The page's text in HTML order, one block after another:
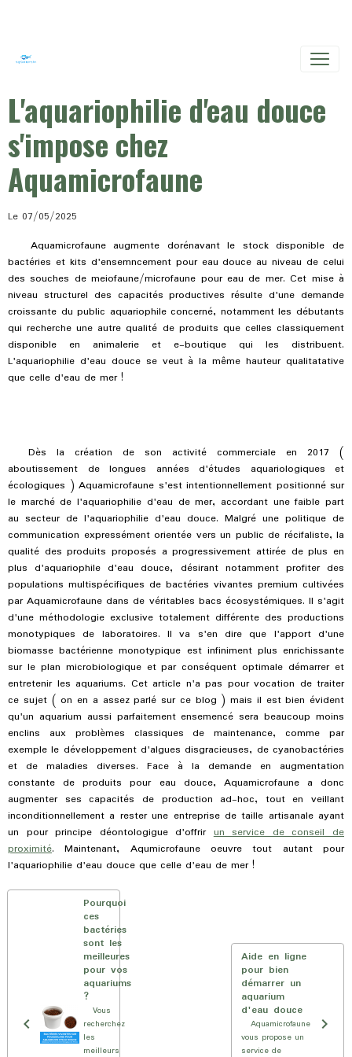
L'aquariophilie d'eau douce
s'impose chez
Aquamicrofaune
Le 07/05/2025
Aquamicrofaune augmente dorénavant le stock disponible de
bactéries et kits d'ensemncement pour eau douce au niveau de celui
des souches de meiofaune/microfaune pour eau de mer. Cet mise à
niveau structurel des capacités productives résulte d'une demande
croissante du public aquariophile concerné, notamment les débutants
qui recherche une autre qualité de produits que celles classiquement
disponible en animalerie et e-boutique qui les distribuent.
L'aquariophilie d'eau douce se veut à la même hauteur qualitatative
que celle d'eau de mer !
Dès la création de son activité commerciale en 2017 (
aboutissement de longues années d'études aquariologiques et
écologiques ) Aquamicrofaune s'est intentionnellement positionné sur
le marché de l'aquariophilie d'eau de mer, accordant une faible part
au secteur de l'aquariophilie d'eau douce. Malgré une politique de
communication expressément orientée vers un public de récifaliste, la
qualité des produits proposés a progressivement attirée de plus en
plus d'aquariophile d'eau douce, désirant notamment profiter des
populations multispécifiques de bactéries vivantes premium cultivées
par Aquamicrofaune dans de véritables bacs écosystémiques. Il s'agit
d'une méthodologie exclusive totalement différente des productions
monotypiques de laboratoires. Il va s'en dire que l'apport d'une
biomasse bactérienne monotypique est infiniment plus enrichissante
sur le plan microbiologique et par conséquent optimale démarrer et
entretenir les aquariums. Cet article n'a pas pour vocation de traiter
ce sujet ( on en a assez parlé sur ce blog ) mais il est bien évident
qu'un aquarium aussi parfaitement ensemencé sera beaucoup moins
enclins aux problèmes classiques de maintenance, comme par
exemple le développement d'algues disgracieuses, de cyanobactéries
et de maladies diverses. Face à la demande en augmentation
constante de produits pour eau douce, Aquamicrofaune a donc
augmenter ses capacités de production ad-hoc, tout en veillant
inconditionnellement a rester une entreprise de taille artisanale ayant
un pour principe déontologigue d'offrirun service de conseil de
proximité. Maintenant, Aqumicrofaune oeuvre tout autant pour
l'aquariophilie d'eau douce que celle d'eau de mer !
Pourquoi
ces
bactéries
sont les
meilleures
pour vos
aquariums
?
Vous
recherchez
les
meilleurs
Aide en ligne
pour bien
démarrer un
aquarium
d'eau douce
Aquamicrofaune
vous propose un
service de